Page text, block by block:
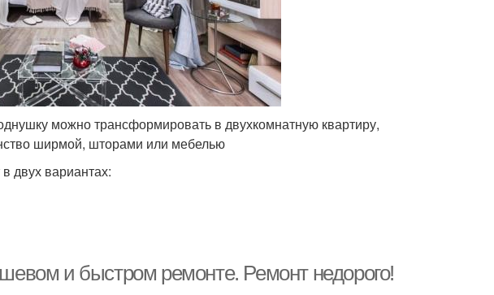
можно трансформировать в двухкомнатную квартиру,
ширмой, шторами или мебелью
двух вариантах:
и быстром ремонте. Ремонт недорого!